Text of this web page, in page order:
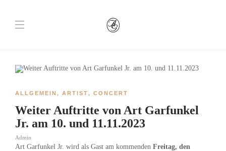
ALLGEMEIN, ARTIST, CONCERT
Weiter Auftritte von Art Garfunkel
Jr. am 10. und 11.11.2023
Admin
Art Garfunkel Jr. wird als Gast am kommenden Freitag, den